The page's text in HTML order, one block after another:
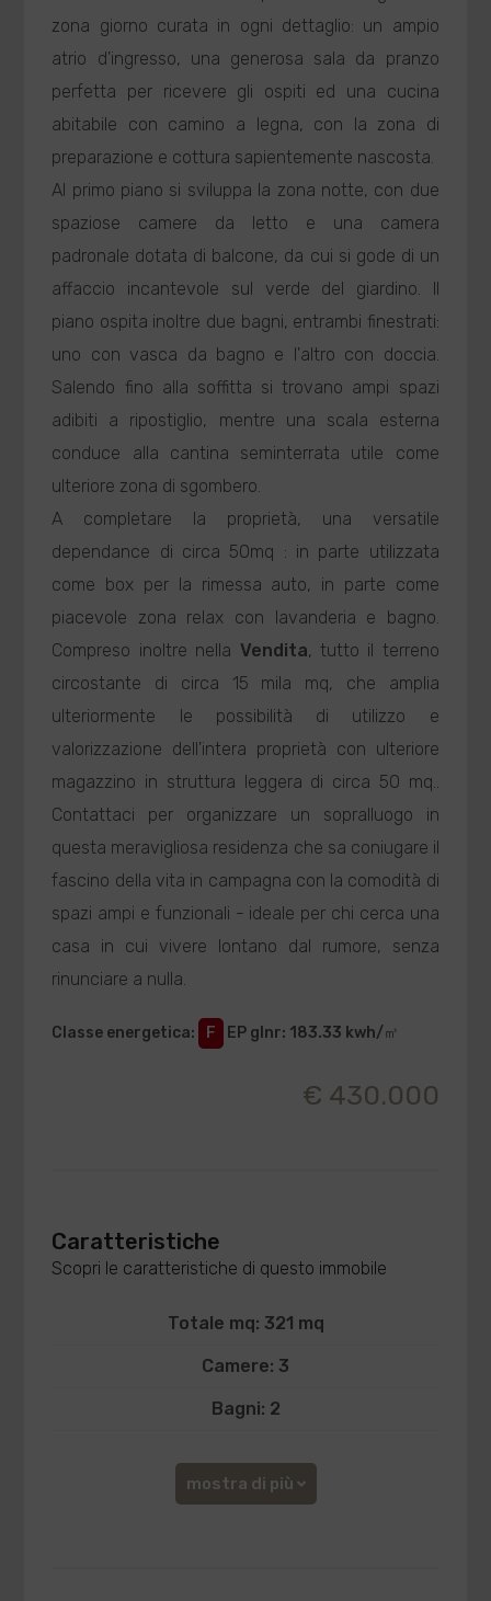
zona giorno curata in ogni dettaglio: un ampio
atrio d'ingresso, una generosa sala da pranzo
perfetta per ricevere gli ospiti ed una cucina
abitabile con camino a legna, con la zona di
preparazione e cottura sapientemente nascosta.
Al primo piano si sviluppa la zona notte, con due
spaziose camere da letto e una camera
padronale dotata di balcone, da cui si gode di un
affaccio incantevole sul verde del giardino. Il
piano ospita inoltre due bagni, entrambi finestrati:
uno con vasca da bagno e l'altro con doccia.
Salendo fino alla soffitta si trovano ampi spazi
adibiti a ripostiglio, mentre una scala esterna
conduce alla cantina seminterrata utile come
ulteriore zona di sgombero.
A completare la proprietà, una versatile
dependance di circa 50mq : in parte utilizzata
come box per la rimessa auto, in parte come
piacevole zona relax con lavanderia e bagno.
Compreso inoltre nella Vendita, tutto il terreno
circostante di circa 15 mila mq, che amplia
ulteriormente le possibilità di utilizzo e
valorizzazione dell'intera proprietà con ulteriore
magazzino in struttura leggera di circa 50 mq..
Contattaci per organizzare un sopralluogo in
questa meravigliosa residenza che sa coniugare il
fascino della vita in campagna con la comodità di
spazi ampi e funzionali - ideale per chi cerca una
casa in cui vivere lontano dal rumore, senza
rinunciare a nulla.
Classe energetica: F EP glnr: 183.33 kwh/㎡
€ 430.000
Caratteristiche
Scopri le caratteristiche di questo immobile
Totale mq: 321 mq
Camere: 3
Bagni: 2
mostra di più